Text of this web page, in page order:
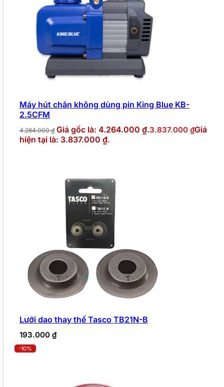
Máy hút chân không dùng pin King Blue KB-
2.5CFM
4.264.000₫ Giá gốc là: 4.264.000 ₫.3.837.000 ₫Giá
hiện tại là: 3.837.000 ₫.
Lưỡi dao thay thế Tasco TB21N-B
193.000 ₫
-10%